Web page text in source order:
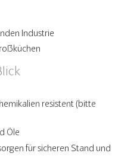
Industrie
resistent (bitte
Öle
für sicheren Stand und